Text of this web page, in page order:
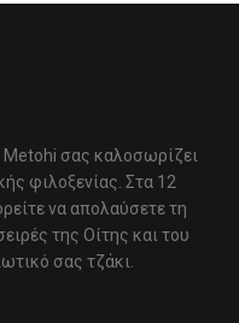
σας καλοσωρίζει
φιλοξενίας. Στα 12
να απολαύσετε τη
της Οίτης και του
σας τζάκι.